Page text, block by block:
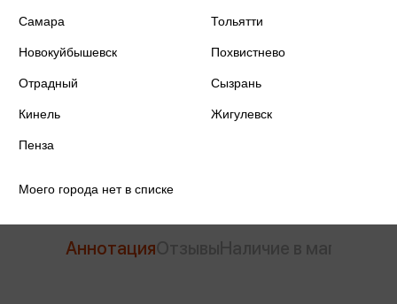
Артикул
Аннотация
Самара Тольятти
Новокуйбышевск Похвистнево
Отрадный Сызрань
Кинель Жигулевск
Пенза
Моего города нет в списке